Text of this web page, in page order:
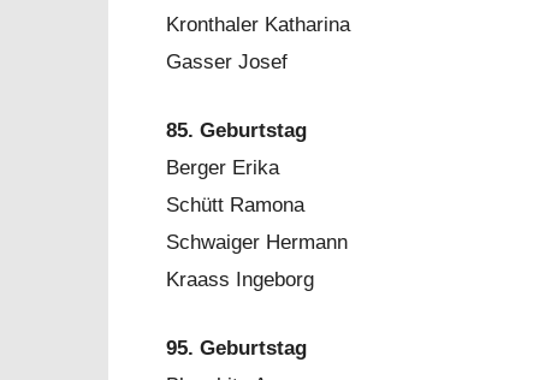
Kronthaler Katharina
Gasser Josef
85. Geburtstag
Berger Erika
Schütt Ramona
Schwaiger Hermann
Kraass Ingeborg
95. Geburtstag